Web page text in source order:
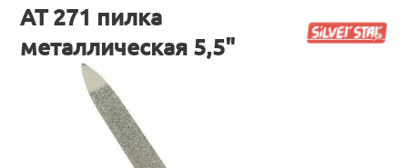
АТ 271 пилка
металлическая 5,5"